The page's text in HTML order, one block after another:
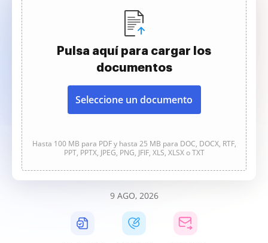
Pulsa aquí para cargar los
documentos
Seleccione un documento
Hasta 100 MB para PDF y hasta 25 MB para DOC, DOCX, RTF,
PPT, PPTX, JPEG, PNG, JFIF, XLS, XLSX o TXT
9 AGO, 2026